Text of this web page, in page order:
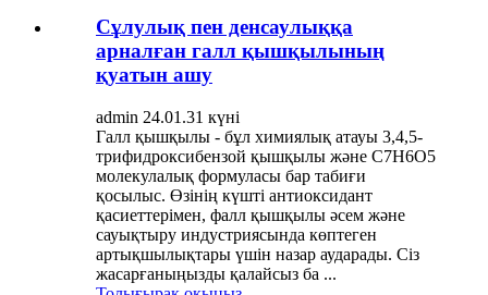
Сұлулық пен денсаулыққа
арналған галл қышқылының
қуатын ашу
admin 24.01.31 күні
Галл қышқылы - бұл химиялық атауы 3,4,5-
трифидроксибензой қышқылы және C7H6O5
молекулалық формуласы бар табиғи
қосылыс. Өзінің күшті антиоксидант
қасиеттерімен, фалл қышқылы әсем және
сауықтыру индустриясында көптеген
артықшылықтары үшін назар аударады. Сіз
жасарғаныңызды қалайсыз ба ...